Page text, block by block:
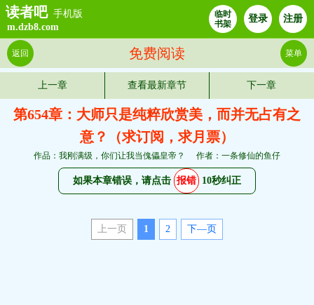
读者吧 手机版
m.dzb8.com
临时
书架
登录 注册
免费阅读
返回 菜单
上一章 查看最新章节 下一章
第654章：大师只是纯粹欣赏美，而并无占有之
意？（求订阅，求月票）
作品：我刚满级，你们让我当傀儡皇帝？ 作者：一条修仙的鱼仔
如果本章错误，请点击 报错 10秒纠正
上一页 1 2 下—页